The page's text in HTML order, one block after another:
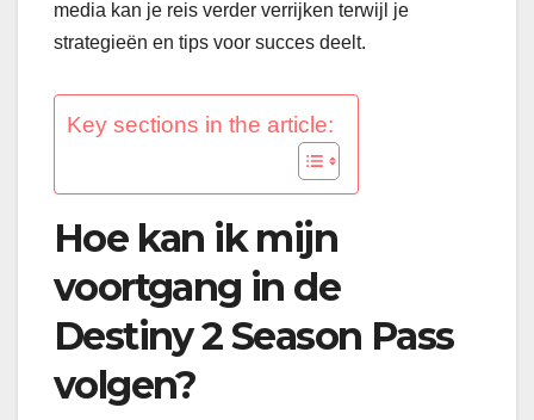
media kan je reis verder verrijken terwijl je
strategieën en tips voor succes deelt.
Key sections in the article:
Hoe kan ik mijn
voortgang in de
Destiny 2 Season Pass
volgen?